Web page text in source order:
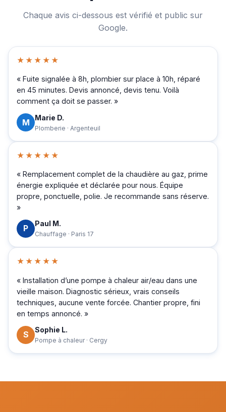
Chaque avis ci-dessous est vérifié et public sur
Google.
★★★★★
« Fuite signalée à 8h, plombier sur place à 10h, réparé
en 45 minutes. Devis annoncé, devis tenu. Voilà
comment ça doit se passer. »
M Marie D.
Plomberie · Argenteuil
★★★★★
« Remplacement complet de la chaudière au gaz, prime
énergie expliquée et déclarée pour nous. Équipe
propre, ponctuelle, polie. Je recommande sans réserve.
»
P Paul M.
Chauffage · Paris 17
★★★★★
« Installation d’une pompe à chaleur air/eau dans une
vieille maison. Diagnostic sérieux, vrais conseils
techniques, aucune vente forcée. Chantier propre, fini
en temps annoncé. »
S Sophie L.
Pompe à chaleur · Cergy